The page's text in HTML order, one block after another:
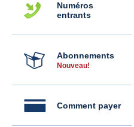
Numéros
entrants
Abonnements
Nouveau!
Comment payer